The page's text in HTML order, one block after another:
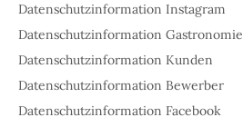
Datenschutzinformation Instagram
Datenschutzinformation Gastronomie
Datenschutzinformation Kunden
Datenschutzinformation Bewerber
Datenschutzinformation Facebook